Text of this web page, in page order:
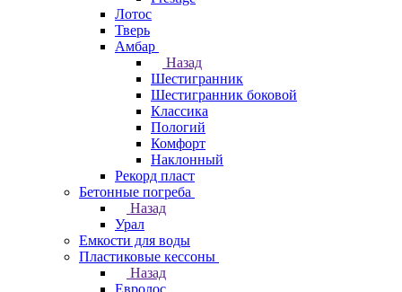
Лотос
Тверь
Амбар
Назад
Шестигранник
Шестигранник боковой
Классика
Пологий
Комфорт
Наклонный
Рекорд пласт
Бетонные погреба
Назад
Урал
Емкости для воды
Пластиковые кессоны
Назад
Евролос